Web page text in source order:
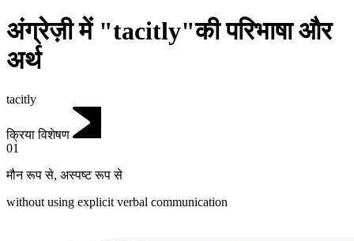
अंग्रेज़ी में "tacitly"की परिभाषा और
अर्थ
tacitly
क्रिया विशेषण
01
मौन रूप से, अस्पष्ट रूप से
without using explicit verbal communication